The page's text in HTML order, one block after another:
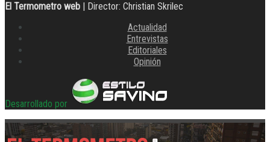
El Termometro web | Director: Christian Skrilec
Actualidad
Entrevistas
Editoriales
Opinión
Desarrollado por